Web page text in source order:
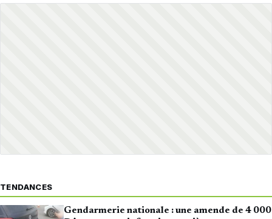
TENDANCES
Gendarmerie nationale : une amende de 4 000